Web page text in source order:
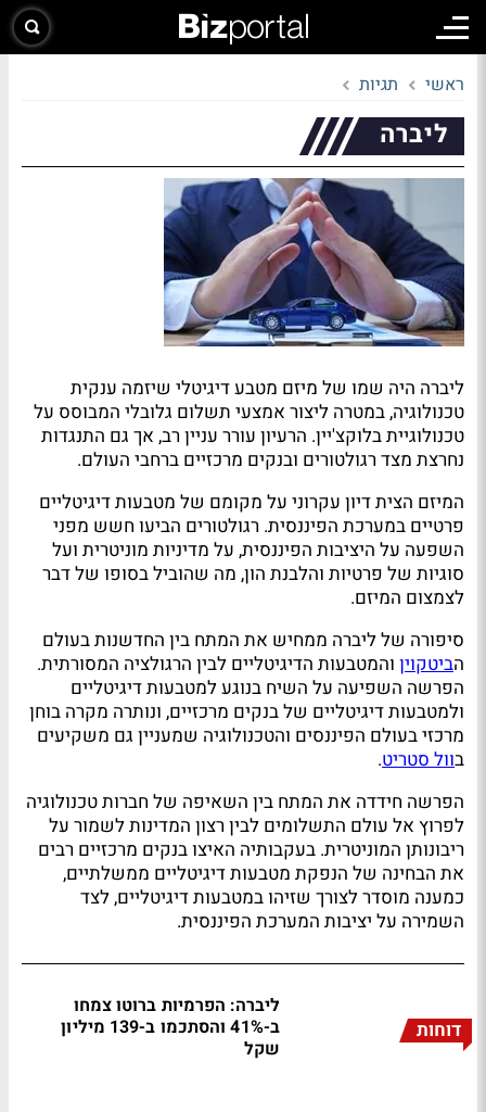
ראשי תגיות
ליברה
ליברה היה שמו של מיזם מטבע דיגיטלי שיזמה ענקית
טכנולוגיה, במטרה ליצור אמצעי תשלום גלובלי המבוסס על
טכנולוגיית בלוקצ'יין. הרעיון עורר עניין רב, אך גם התנגדות
נחרצת מצד רגולטורים ובנקים מרכזיים ברחבי העולם.
המיזם הצית דיון עקרוני על מקומם של מטבעות דיגיטליים
פרטיים במערכת הפיננסית. רגולטורים הביעו חשש מפני
השפעה על היציבות הפיננסית, על מדיניות מוניטרית ועל
סוגיות של פרטיות והלבנת הון, מה שהוביל בסופו של דבר
לצמצום המיזם.
סיפורה של ליברה ממחיש את המתח בין החדשנות בעולם
הביטקוין והמטבעות הדיגיטליים לבין הרגולציה המסורתית.
הפרשה השפיעה על השיח בנוגע למטבעות דיגיטליים
ולמטבעות דיגיטליים של בנקים מרכזיים, ונותרה מקרה בוחן
מרכזי בעולם הפיננסים והטכנולוגיה שמעניין גם משקיעים
בוול סטריט.
הפרשה חידדה את המתח בין השאיפה של חברות טכנולוגיה
לפרוץ אל עולם התשלומים לבין רצון המדינות לשמור על
ריבונותן המוניטרית. בעקבותיה האיצו בנקים מרכזיים רבים
את הבחינה של הנפקת מטבעות דיגיטליים ממשלתיים,
כמענה מוסדר לצורך שזיהו במטבעות דיגיטליים, לצד
השמירה על יציבות המערכת הפיננסית.
דוחות
ליברה: הפרמיות ברוטו צמחו
ב-41% והסתכמו ב-139 מיליון
שקל